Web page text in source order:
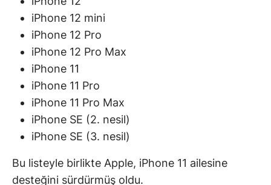
iPhone 12 mini
iPhone 12 Pro
iPhone 12 Pro Max
iPhone 11
iPhone 11 Pro
iPhone 11 Pro Max
iPhone SE (2. nesil)
iPhone SE (3. nesil)
Bu listeyle birlikte Apple, iPhone 11 ailesine
desteğini sürdürmüş oldu.